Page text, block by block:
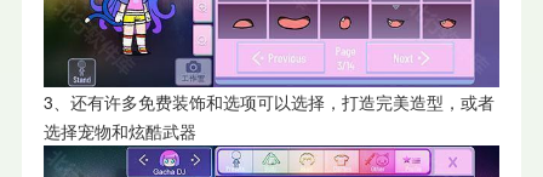
3、还有许多免费装饰和选项可以选择，打造完美造型，或者
选择宠物和炫酷武器